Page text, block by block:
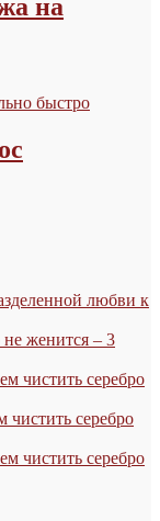
на
любви к
не женится – 3
чистить серебро
серебро
чистить серебро